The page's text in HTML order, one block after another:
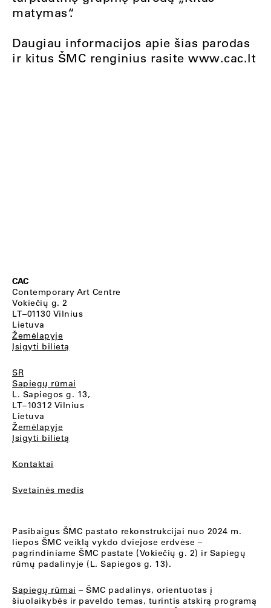
matymas“.
Daugiau informacijos apie šias parodas
ir kitus ŠMC renginius rasite www.cac.lt
CAC
Contemporary Art Centre
Vokiečių g. 2
LT–01130 Vilnius
Lietuva
Žemėlapyje
Įsigyti bilietą
SR
Sapiegų rūmai
L. Sapiegos g. 13,
LT–10312 Vilnius
Lietuva
Žemėlapyje
Įsigyti bilietą
Kontaktai
Svetainės medis
Pasibaigus ŠMC pastato rekonstrukcijai nuo 2024 m.
liepos ŠMC veiklą vykdo dviejose erdvėse –
pagrindiniame ŠMC pastate (Vokiečių g. 2) ir Sapiegų
rūmų padalinyje (L. Sapiegos g. 13).
Sapiegų rūmai – ŠMC padalinys, orientuotas į
šiuolaikybės ir paveldo temas, turintis atskirą programą